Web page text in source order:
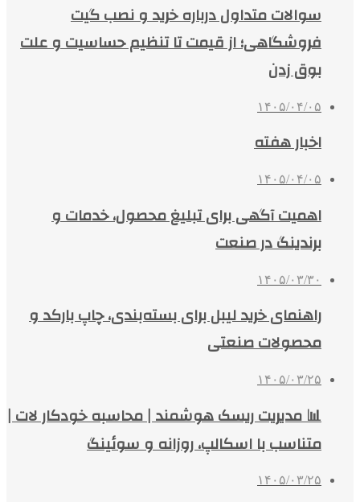
سوالات متداول درباره خرید و نصب گیت
فروشگاهی؛ از قیمت تا تنظیم حساسیت و علت
بوق زدن
۱۴۰۵/۰۴/۰۵
اخبار هفته
۱۴۰۵/۰۴/۰۵
اهمیت آگهی برای تبلیغ محصول، خدمات و
برندینگ در صنعت
۱۴۰۵/۰۳/۳۰
راهنمای خرید لیبل برای بسته‌بندی، چاپ بارکد و
محصولات صنعتی
۱۴۰۵/۰۳/۲۵
📊 مدیریت ریسک هوشمند | محاسبه خودکار لات |
متناسب با اسکالپ، روزانه و سوئینگ
۱۴۰۵/۰۳/۲۵